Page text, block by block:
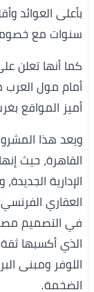
سنوات مع
كما أنها تعلن
أمام مول العرب
أميز المواقع
ويعد هذا
القاهرة، حيث
الإدارية
العقاري
في التصميم
الذي أكسبها
اللوفر ومبنى
الضخمة.